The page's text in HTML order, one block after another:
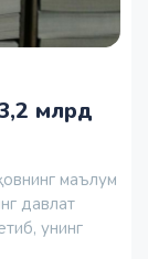
млрд
маълум
давлат
унинг